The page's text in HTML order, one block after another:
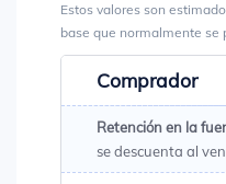
Estos valores son
base que normalmente se
Comprador
Retención en la
se descuenta al